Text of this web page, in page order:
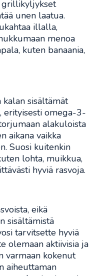
grillikyljykset
unen laatua.
illalla,
menoa
kuten banaania,
sisältämät
erityisesti omega-3-
alakuloista
aikana vaikka
Suosi kuitenkin
lohta, muikkua,
hyviä rasvoja.
eikä
sisältämistä
tarvitsette hyviä
olemaan aktiivisia ja
varmaan kokenut
aiheuttaman